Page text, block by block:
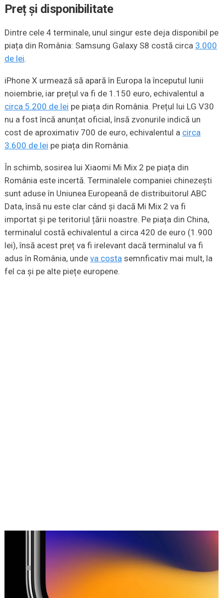
Preț și disponibilitate
Dintre cele 4 terminale, unul singur este deja disponibil pe
piața din România: Samsung Galaxy S8 costă circa 3.000
de lei.
iPhone X urmează să apară în Europa la începutul lunii
noiembrie, iar prețul va fi de 1.150 euro, echivalentul a
circa 5.200 de lei pe piața din România. Prețul lui LG V30
nu a fost încă anunțat oficial, însă zvonurile indică un
cost de aproximativ 700 de euro, echivalentul a circa
3.600 de lei pe piața din România.
În schimb, sosirea lui Xiaomi Mi Mix 2 pe piața din
România este incertă. Terminalele companiei chinezești
sunt aduse în Uniunea Europeană de distribuitorul ABC
Data, însă nu este clar când și dacă Mi Mix 2 va fi
importat și pe teritoriul țării noastre. Pe piața din China,
terminalul costă echivalentul a circa 420 de euro (1.900
lei), însă acest preț va fi irelevant dacă terminalul va fi
adus în România, unde va costasemnficativ mai mult, la
fel ca și pe alte piețe europene.